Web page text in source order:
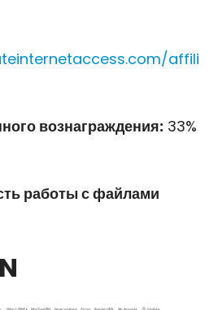
affili
вознаграждения: 33%
работы с файлами